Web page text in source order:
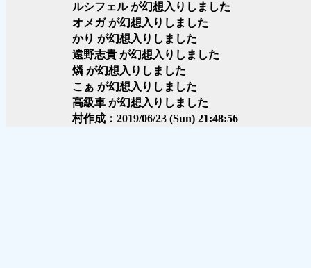
ルシフェル が幻想入りしました
オメガ が幻想入りしました
かり が幻想入りしました
遠野志貴 が幻想入りしました
燐 が幻想入りしました
こぁ が幻想入りしました
高級車 が幻想入りしました
村作成：2019/06/23 (Sun) 21:48:56